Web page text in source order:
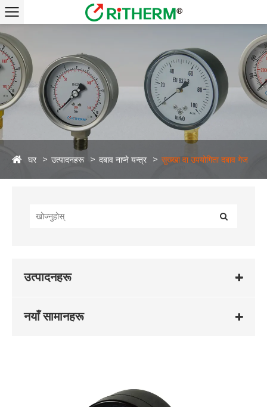
घर उत्पादनहरू दबाव नाप्ने यन्त्र सुख्खा वा उपयोगिता दबाव गेज
उत्पादनहरू
नयाँ सामानहरू